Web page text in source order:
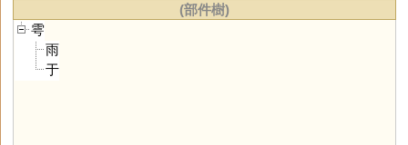
(部件樹)
雩
雨
于